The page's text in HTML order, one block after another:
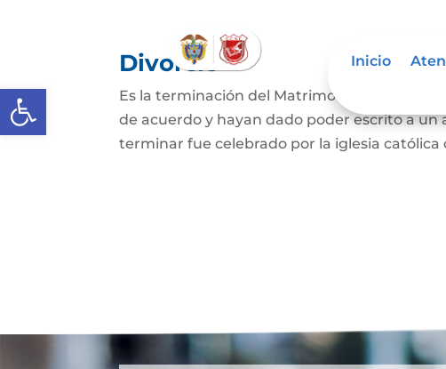
Abrir barra de herramientas
Inicio
Divorcio
Es la terminación del Matrimonio Civil y se
de acuerdo y hayan dado poder escrito a
terminar fue celebrado por la iglesia